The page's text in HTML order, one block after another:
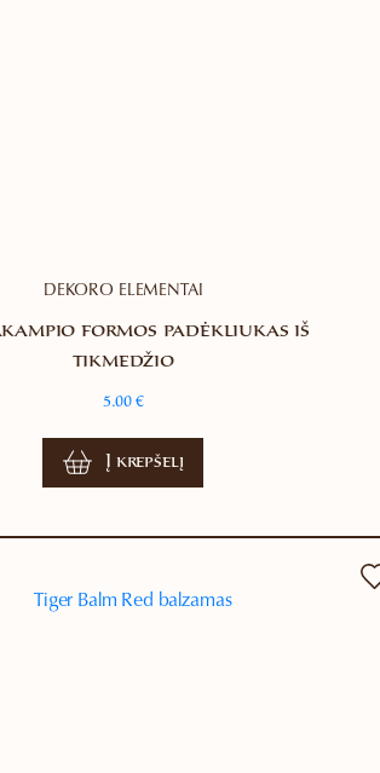
DEKORO ELEMENTAI
formos padėkliukas iš
tikmedžio
5.00 €
Į krepšelį